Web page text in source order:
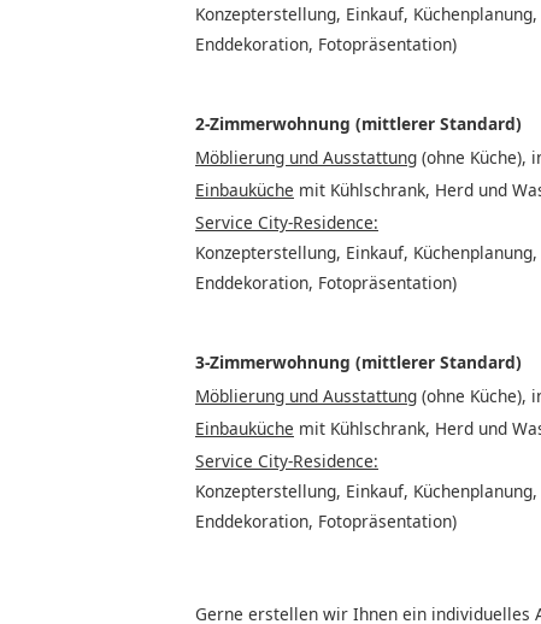
Konzepterstellung, Einkauf,
Enddekoration, Fotopräsentation)
2-Zimmerwohnung (mittlerer Standard)
Möblierung und Ausstattung (ohne Küche),
Einbauküche mit Kühlschrank, Herd und
Service City-Residence:
Konzepterstellung, Einkauf,
Enddekoration, Fotopräsentation)
3-Zimmerwohnung (mittlerer Standard)
Möblierung und Ausstattung (ohne Küche),
Einbauküche mit Kühlschrank, Herd und
Service City-Residence:
Konzepterstellung, Einkauf,
Enddekoration, Fotopräsentation)
Gerne erstellen wir Ihnen ein individuelles